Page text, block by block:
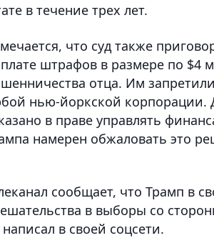
в течение трех лет.
что суд также
штрафов в размере по $4
отца. Им
нью-йоркской корпорации.
в праве управлять
намерен обжаловать это
сообщает, что Трамп в
в выборы со
в своей соцсети.